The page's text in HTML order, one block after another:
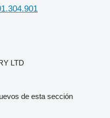
LTD
de esta sección